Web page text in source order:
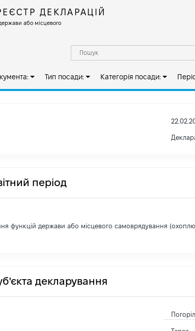
ДЕКЛАРАЦІЙ
або місцевого
Тип посади: Категорія посади:
період
функцій держави або місцевого самоврядування
декларування